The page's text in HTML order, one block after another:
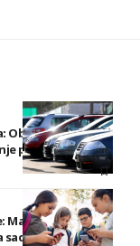
Obavezni sistemi
pažnje vozača
Maloljetnicima
sadržaja